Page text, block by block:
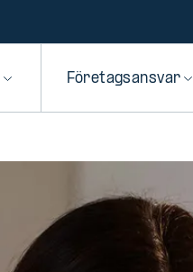
Företagsansvar